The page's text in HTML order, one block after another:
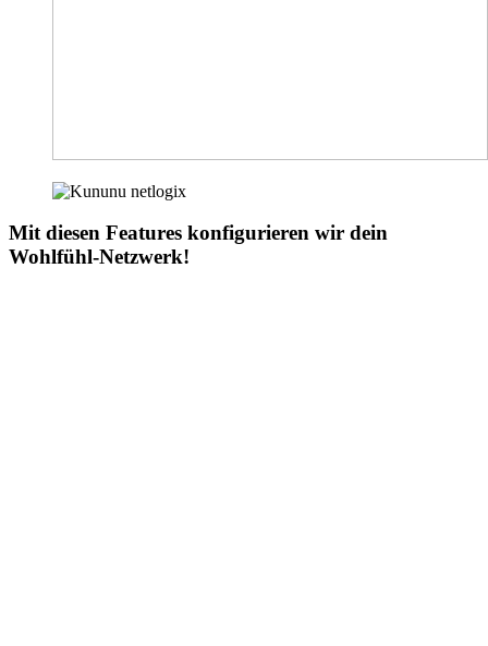
Mit diesen Features konfigurieren wir dein
Wohlfühl-Netzwerk!